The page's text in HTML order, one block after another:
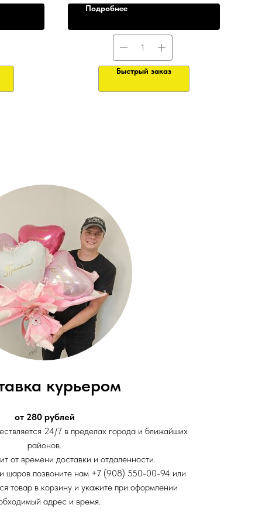
Подробнее
Быстрый заказ
курьером
от 280 рублей
24/7 в пределах города и ближайших
районов.
от времени доставки и отдаленности.
шаров позвоните нам +7 (908) 550-00-94 или
товар в корзину и укажите при оформлении
адрес и время.